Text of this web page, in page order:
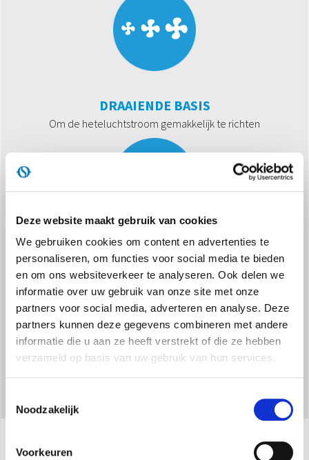
Deze website maakt gebruik van cookies
We gebruiken cookies om content en advertenties te
personaliseren, om functies voor social media te bieden
en om ons websiteverkeer te analyseren. Ook delen we
informatie over uw gebruik van onze site met onze
partners voor social media, adverteren en analyse. Deze
partners kunnen deze gegevens combineren met andere
informatie die u aan ze heeft verstrekt of die ze hebben
verzameld op basis van uw gebruik van hun services.
Noodzakelijk
Voorkeuren
DRAAIENDE BASIS
Om de heteluchtstroom gemakkelijk te richten
VEILIGHEIDSSYSTEEM
Beschermingsklasse IP21 en anti-kantelvoorziening